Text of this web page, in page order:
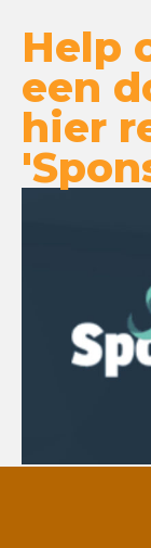
Help
een
hier